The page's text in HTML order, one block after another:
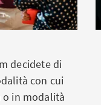
decidete di
con cui
o in modalità